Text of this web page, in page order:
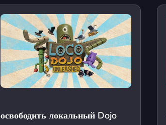
освободить локальный Dojo